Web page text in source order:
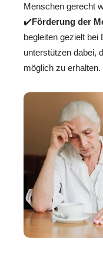
Menschen gerecht
✔️Förderung der
begleiten gezielt bei
unterstützen dabei,
möglich zu erhalten.